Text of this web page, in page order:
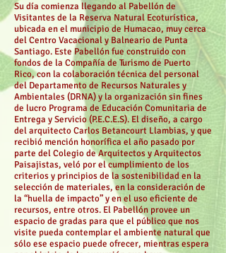
Su día comienza llegando al Pabellón de
Visitantes de la Reserva Natural Ecoturística,
ubicada en el municipio de Humacao, muy cerca
del Centro Vacacional y Balneario de Punta
Santiago. Este Pabellón fue construido con
fondos de la Compañía de Turismo de Puerto
Rico, con la colaboración técnica del personal
del Departamento de Recursos Naturales y
Ambientales (DRNA) y la organización sin fines
de lucro Programa de Educación Comunitaria de
Entrega y Servicio (P.E.C.E.S). El diseño, a cargo
del arquitecto Carlos Betancourt Llambias, y que
recibió mención honorífica el año pasado por
parte del Colegio de Arquitectos y Arquitectos
Paisajistas, veló por el cumplimiento de los
criterios y principios de la sostenibilidad en la
selección de materiales, en la consideración de
la “huella de impacto” y en el uso eficiente de
recursos, entre otros. El Pabellón provee un
espacio de gradas para que el público que nos
visite pueda contemplar el ambiente natural que
sólo ese espacio puede ofrecer, mientras espera